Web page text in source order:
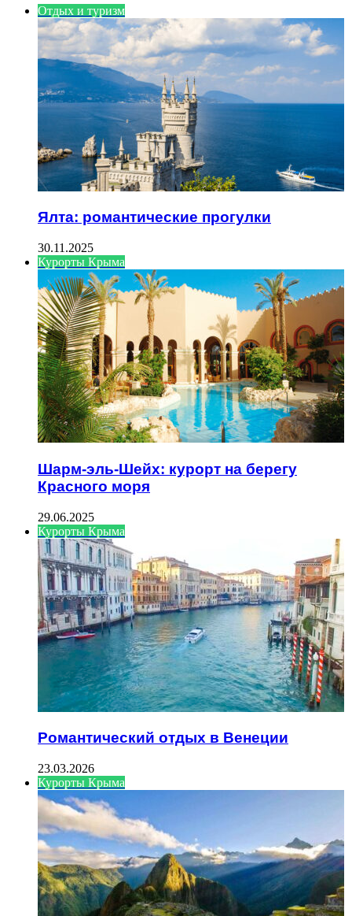
Отдых и туризм
Ялта: романтические прогулки
30.11.2025
Курорты Крыма
Шарм-эль-Шейх: курорт на берегу
Красного моря
29.06.2025
Курорты Крыма
Романтический отдых в Венеции
23.03.2026
Курорты Крыма